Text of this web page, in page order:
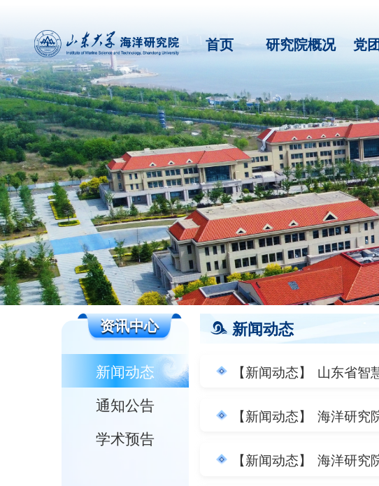
首页 研究院概况 党
资讯中心
新闻动态
通知公告
学术预告
新闻动态
【新闻动态】
【新闻动态】 海洋研究
【新闻动态】